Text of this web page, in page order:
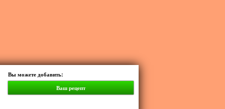
Вы можете добавить:
Ваш рецепт